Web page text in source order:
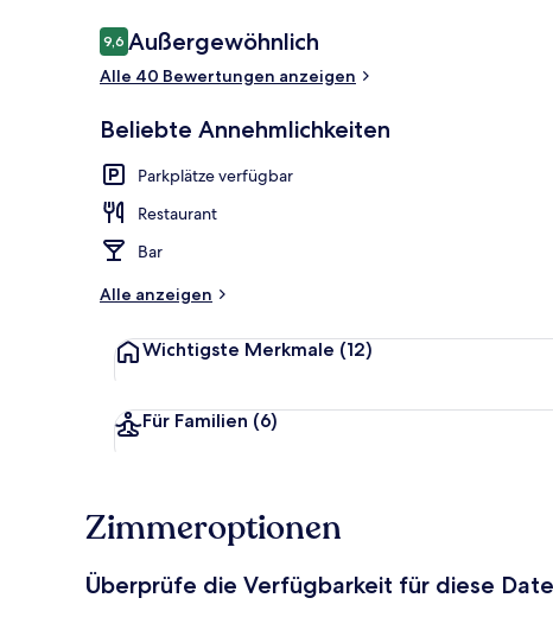
Bewertungen
9,69,6 von 10.
Außergewöhnlich
Alle 40 Bewertungen anzeigen
Beliebte Annehmlichkeiten
Parkplätze verfügbar
Restaurant
Bar
Alle anzeigen
Wichtigste Merkmale (12)
Für Familien (6)
Zimmeroptionen
Überprüfe die Verfügbarkeit für diese